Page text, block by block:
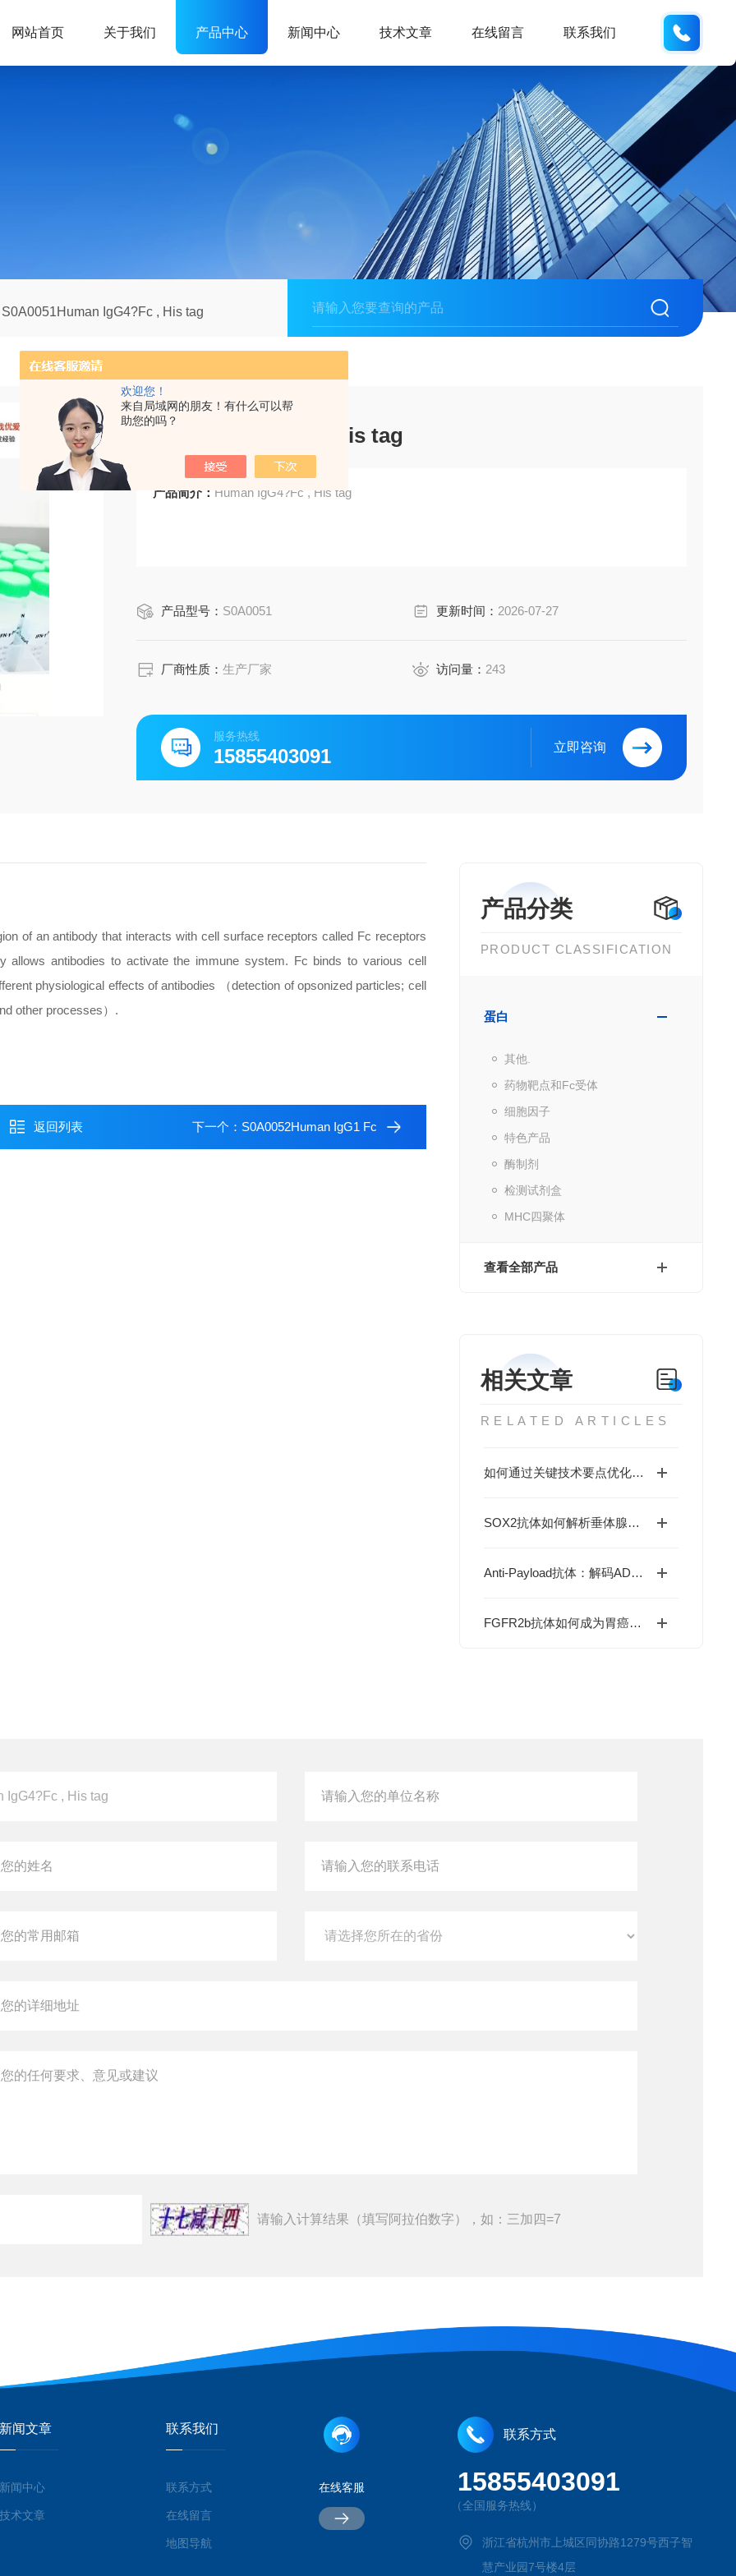
欢迎您！
来自局域网的朋友！有什么可以帮
助您的吗？
网站首页 关于我们 产品中心 新闻中心 技术文章 在线留言 联系我们
S0A0051Human IgG4?Fc , His tag
Human IgG4?Fc , His tag
产品简介： Human IgG4?Fc , His tag
产品型号： S0A0051 更新时间： 2026-07-27
厂商性质：生产厂家 访问量： 243
服务热线
15855403091 立即咨询
产品分类
PRODUCT CLASSIFICATION
蛋白
其他.
药物靶点和Fc受体
细胞因子
特色产品
酶制剂
检测试剂盒
MHC四聚体
查看全部产品
相关文章
RELATED ARTICLES
如何通过关键技术要点优化一步法ELISA检测？
SOX2抗体如何解析垂体腺瘤干细胞特性调控？
Anti-Payload抗体：解码ADC药物研发的“毒素监测器”
FGFR2b抗体如何成为胃癌靶向治疗新希望？
of an antibody that interacts with cell surface receptors called Fc receptors
allows antibodies to activate the immune system. Fc binds to various cell
physiological effects of antibodies （detection of opsonized particles; cell
other processes）.
返回列表 下一个： S0A0052Human IgG1 Fc
请输入计算结果（填写阿拉伯数字），如：三加四=7
新闻文章
新闻中心
技术文章
联系我们
联系方式
在线留言
地图导航
在线客服
联系方式
15855403091
（全国服务热线）
浙江省杭州市上城区同协路1279号西子智
慧产业园7号楼4层